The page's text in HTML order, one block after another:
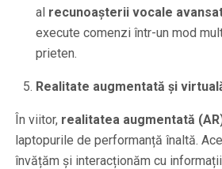
al recunoașterii vocale
execute comenzi într-un mod
prieten.
Realitate augmentată și
În viitor, realitatea augmentată
laptopurile de performanță înaltă.
învățăm și interacționăm cu